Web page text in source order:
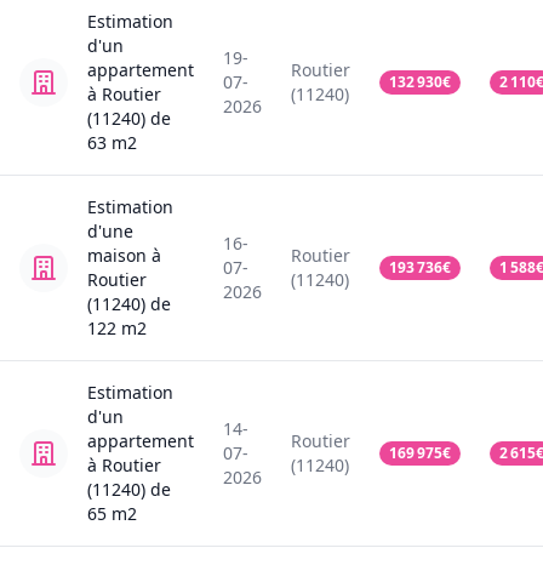
Estimation
d'un
appartement
à Routier
(11240) de
63 m2
19-
07-
2026
Routier
(11240)
132 930€ 2 110€
Estimation
d'une
maison à
Routier
(11240) de
122 m2
16-
07-
2026
Routier
(11240)
193 736€ 1 588€
Estimation
d'un
appartement
à Routier
(11240) de
65 m2
14-
07-
2026
Routier
(11240)
169 975€ 2 615€